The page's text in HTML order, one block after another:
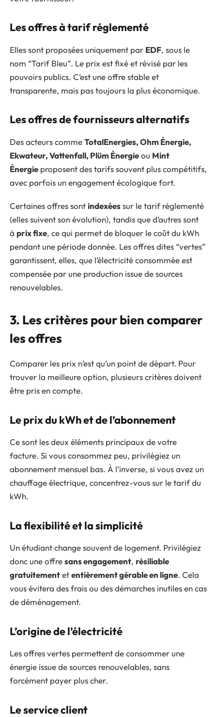
Les offres à tarif réglementé
Elles sont proposées uniquement par EDF, sous le
nom “Tarif Bleu”. Le prix est fixé et révisé par les
pouvoirs publics. C’est une offre stable et
transparente, mais pas toujours la plus économique.
Les offres de fournisseurs alternatifs
Des acteurs commeTotalEnergies, Ohm Énergie,
Ekwateur, Vattenfall, Plüm Énergieou Mint
Énergie proposent des tarifs souvent plus compétitifs,
avec parfois un engagement écologique fort.
Certaines offres sontindexéessur le tarif réglementé
(elles suivent son évolution), tandis que d’autres sont
à prix fixe, ce qui permet de bloquer le coût du kWh
pendant une période donnée. Les offres dites “vertes”
garantissent, elles, que l’électricité consommée est
compensée par une production issue de sources
renouvelables.
3. Les critères pour bien comparer
les offres
Comparer les prix n’est qu’un point de départ. Pour
trouver la meilleure option, plusieurs critères doivent
être pris en compte.
Le prix du kWh et de l’abonnement
Ce sont les deux éléments principaux de votre
facture. Si vous consommez peu, privilégiez un
abonnement mensuel bas. À l’inverse, si vous avez un
chauffage électrique, concentrez-vous sur le tarif du
kWh.
La flexibilité et la simplicité
Un étudiant change souvent de logement. Privilégiez
donc une offresans engagement, résiliable
gratuitementetentièrement gérable en ligne. Cela
vous évitera des frais ou des démarches inutiles en cas
de déménagement.
L’origine de l’électricité
Les offres vertes permettent de consommer une
énergie issue de sources renouvelables, sans
forcément payer plus cher.
Le service client